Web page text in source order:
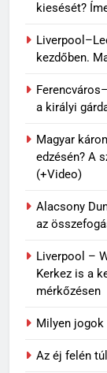
kiesését?
kezdőben.
a királyi
Magyar
edzésén? A
(+Video)
Alacsony
az
Liverpool –
Kerkez is a
mérkőzésen
Milyen jogok
Az éj felén